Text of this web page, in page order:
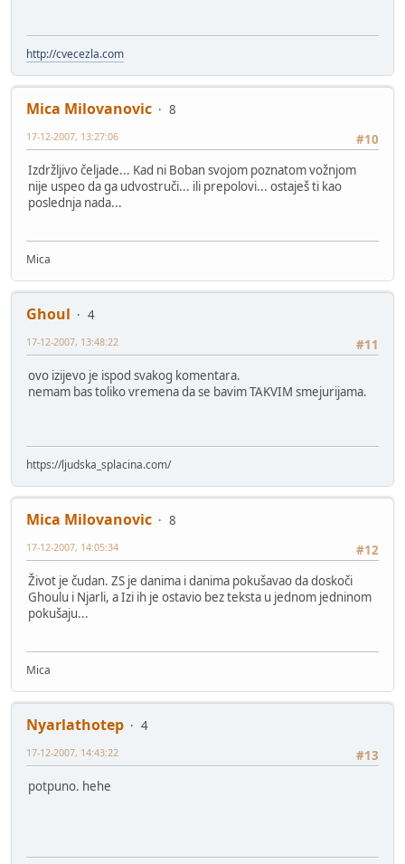
http://cvecezla.com
Mica Milovanovic
8
#10
17-12-2007, 13:27:06
Izdržljivo čeljade... Kad ni Boban svojom poznatom vožnjom
nije uspeo da ga udvostruči... ili prepolovi... ostaješ ti kao
poslednja nada...
Mica
Ghoul
4
#11
17-12-2007, 13:48:22
ovo izijevo je ispod svakog komentara.
nemam bas toliko vremena da se bavim TAKVIM smejurijama.
https://ljudska_splacina.com/
Mica Milovanovic
8
#12
17-12-2007, 14:05:34
Život je čudan. ZS je danima i danima pokušavao da doskoči
Ghoulu i Njarli, a Izi ih je ostavio bez teksta u jednom jedninom
pokušaju...
Mica
Nyarlathotep
4
#13
17-12-2007, 14:43:22
potpuno. hehe